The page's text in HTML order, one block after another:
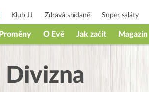
Klub JJ Zdravá snídaně Super saláty
Proměny O Evě Jak začít Magazín
Divizna